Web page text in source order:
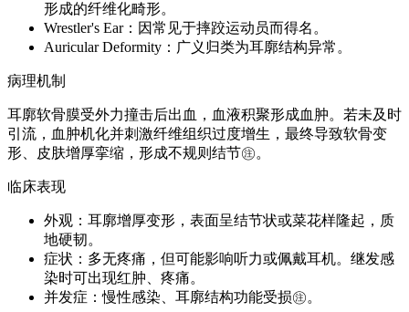
形成的纤维化畸形。
Wrestler's Ear：因常见于摔跤运动员而得名。
Auricular Deformity：广义归类为耳廓结构异常。
病理机制
耳廓软骨膜受外力撞击后出血，血液积聚形成血肿。若未及时
引流，血肿机化并刺激纤维组织过度增生，最终导致软骨变
形、皮肤增厚挛缩，形成不规则结节㊟。
临床表现
外观：耳廓增厚变形，表面呈结节状或菜花样隆起，质
地硬韧。
症状：多无疼痛，但可能影响听力或佩戴耳机。继发感
染时可出现红肿、疼痛。
并发症：慢性感染、耳廓结构功能受损㊟。